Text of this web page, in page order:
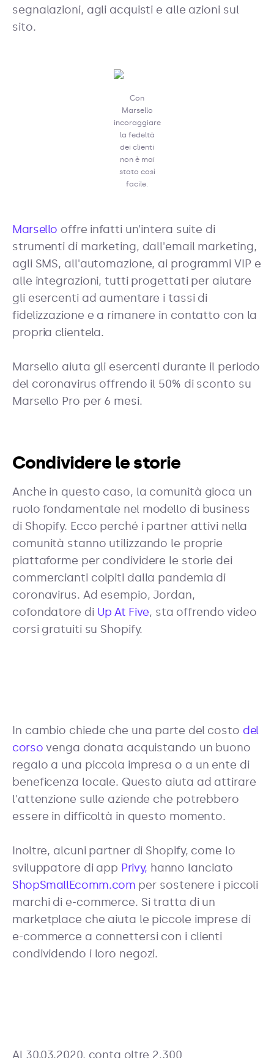
segnalazioni, agli acquisti e alle azioni sul
sito.
Con
Marsello
incoraggiare
la fedeltà
dei clienti
non è mai
stato così
facile.
Marsello offre infatti un'intera suite di
strumenti di marketing, dall'email marketing,
agli SMS, all'automazione, ai programmi VIP e
alle integrazioni, tutti progettati per aiutare
gli esercenti ad aumentare i tassi di
fidelizzazione e a rimanere in contatto con la
propria clientela.
Marsello aiuta gli esercenti durante il periodo
del coronavirus offrendo il 50% di sconto su
Marsello Pro per 6 mesi.
Condividere le storie
Anche in questo caso, la comunità gioca un
ruolo fondamentale nel modello di business
di Shopify. Ecco perché i partner attivi nella
comunità stanno utilizzando le proprie
piattaforme per condividere le storie dei
commercianti colpiti dalla pandemia di
coronavirus. Ad esempio, Jordan,
cofondatore di Up At Five, sta offrendo video
corsi gratuiti su Shopify.
In cambio chiede che una parte del costo del
corso venga donata acquistando un buono
regalo a una piccola impresa o a un ente di
beneficenza locale. Questo aiuta ad attirare
l'attenzione sulle aziende che potrebbero
essere in difficoltà in questo momento.
Inoltre, alcuni partner di Shopify, come lo
sviluppatore di app Privy, hanno lanciato
ShopSmallEcomm.com per sostenere i piccoli
marchi di e-commerce. Si tratta di un
marketplace che aiuta le piccole imprese di
e-commerce a connettersi con i clienti
condividendo i loro negozi.
Al 30.03.2020, conta oltre 2.300